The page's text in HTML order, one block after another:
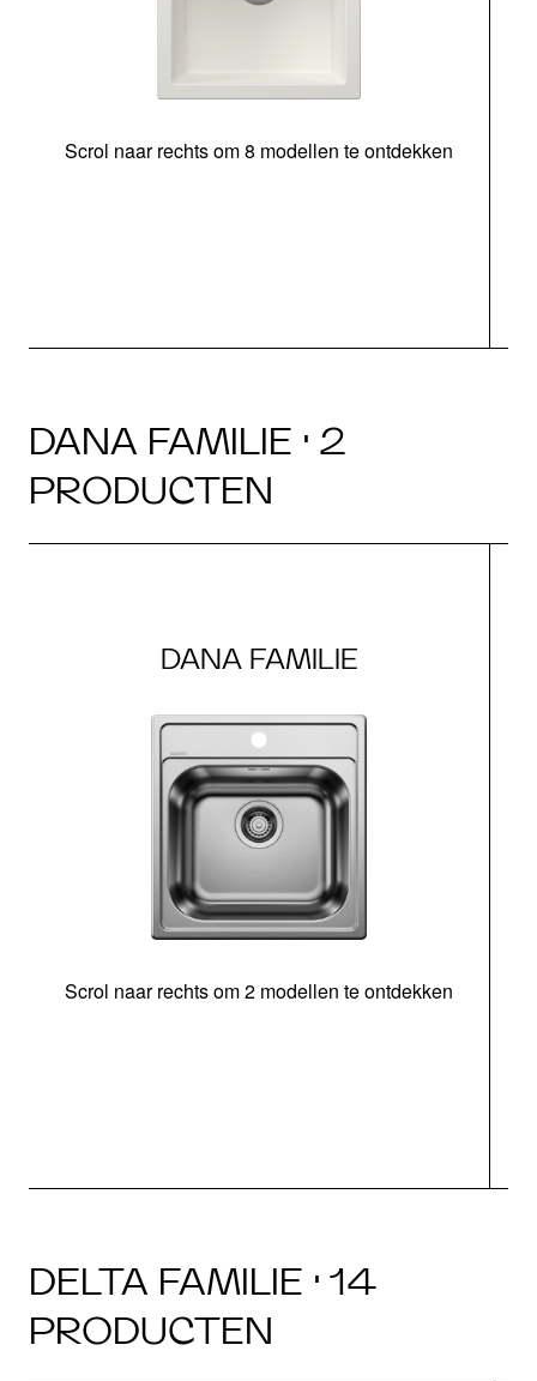
Scrol naar rechts om 8 modellen te ontdekken
DANA FAMILIE · 2
PRODUCTEN
DANA FAMILIE
Scrol naar rechts om 2 modellen te ontdekken
DELTA FAMILIE · 14
PRODUCTEN